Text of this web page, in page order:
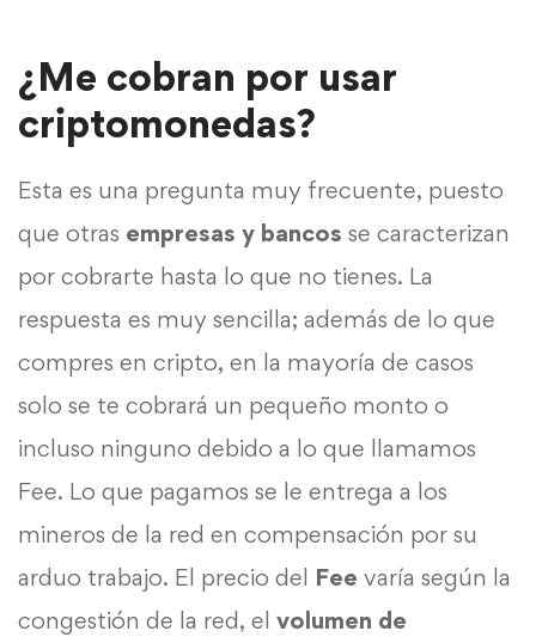
¿Me cobran por usar
criptomonedas?
Esta es una pregunta muy frecuente, puesto
que otras empresas y bancos se caracterizan
por cobrarte hasta lo que no tienes. La
respuesta es muy sencilla; además de lo que
compres en cripto, en la mayoría de casos
solo se te cobrará un pequeño monto o
incluso ninguno debido a lo que llamamos
Fee. Lo que pagamos se le entrega a los
mineros de la red en compensación por su
arduo trabajo. El precio del Fee varía según la
congestión de la red, el volumen de